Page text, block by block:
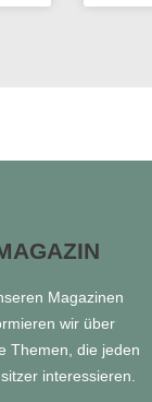
Magazinen
wir über
Themen, die jeden
interessieren.
Magazinen